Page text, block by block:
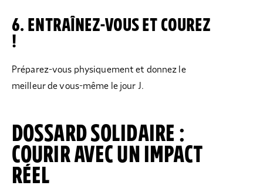
6. ENTRAÎNEZ-VOUS ET COUREZ
!
Préparez-vous physiquement et donnez le
meilleur de vous-même le jour J.
DOSSARD SOLIDAIRE :
COURIR AVEC UN IMPACT
RÉEL